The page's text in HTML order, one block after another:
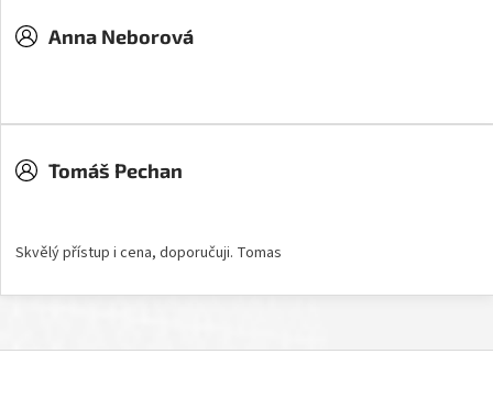
Anna Neborová
Tomáš Pechan
Skvělý přístup i cena, doporučuji. Tomas